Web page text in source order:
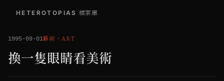
HETEROTOPIAS 檔案庫
1995-09-01藝術 ・ ART
換一隻眼睛看美術